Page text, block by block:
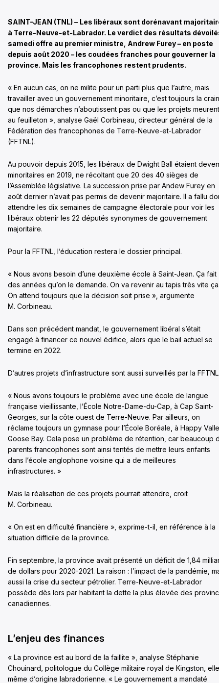
SAINT-JEAN (TNL) – Les libéraux sont dorénavant
à Terre-Neuve-et-Labrador. Le verdict des résultats
samedi offre au premier ministre, Andrew Furey – en poste
depuis août 2020 – les coudées franches pour gouverner la
province. Mais les francophones restent prudents.
« En aucun cas, on ne milite pour un parti plus que l’autre, mais
travailler avec un gouvernement minoritaire, c’est toujours la
que nos démarches n’aboutissent pas ou que les projets meurent
au feuilleton », analyse Gaël Corbineau, directeur général de la
Fédération des francophones de Terre-Neuve-et-Labrador
(FFTNL).
Au pouvoir depuis 2015, les libéraux de Dwight Ball étaient
minoritaires en 2019, ne récoltant que 20 des 40 sièges de
l’Assemblée législative. La succession prise par Andew Furey en
août dernier n’avait pas permis de devenir majoritaire. Il a fallu
attendre les dix semaines de campagne électorale pour voir les
libéraux obtenir les 22 députés synonymes de gouvernement
majoritaire.
Pour la FFTNL, l’éducation restera le dossier principal.
« Nous avons besoin d’une deuxième école à Saint-Jean. Ça fait
des années qu’on le demande. On va revenir au tapis très vite
On attend toujours que la décision soit prise », argumente
M. Corbineau.
Dans son précédent mandat, le gouvernement libéral s’était
engagé à financer ce nouvel édifice, alors que le bail actuel se
termine en 2022.
D’autres projets d’infrastructure sont aussi surveillés par la
« Nous avons toujours le problème avec une école de langue
française vieillissante, l’École Notre-Dame-du-Cap, à Cap Saint-
Georges, sur la côte ouest de Terre-Neuve. Par ailleurs, on
réclame toujours un gymnase pour l’École Boréale, à Happy
Goose Bay. Cela pose un problème de rétention, car beaucoup
parents francophones sont ainsi tentés de mettre leurs enfants
dans l’école anglophone voisine qui a de meilleures
infrastructures. »
Mais la réalisation de ces projets pourrait attendre, croit
M. Corbineau.
« On est en difficulté financière », exprime-t-il, en référence à la
situation difficile de la province.
Fin septembre, la province avait présenté un déficit de 1,84
de dollars pour 2020-2021. La raison : l’impact de la pandémie,
aussi la crise du secteur pétrolier. Terre-Neuve-et-Labrador
possède dès lors par habitant la dette la plus élevée des
canadiennes.
L’enjeu des finances
« La province est au bord de la faillite », analyse Stéphanie
Chouinard, politologue du Collège militaire royal de Kingston,
même d’origine labradorienne. « Le gouvernement a mandaté